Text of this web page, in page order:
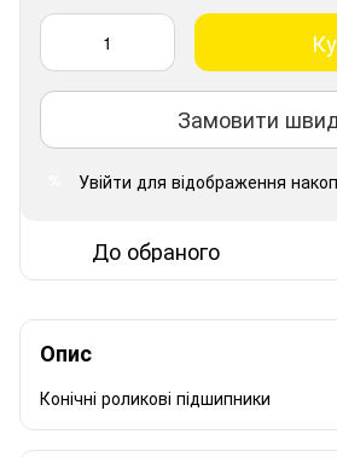
Замовити
Увійти для відображення
До обраного
Опис
Конічні роликові підшипники